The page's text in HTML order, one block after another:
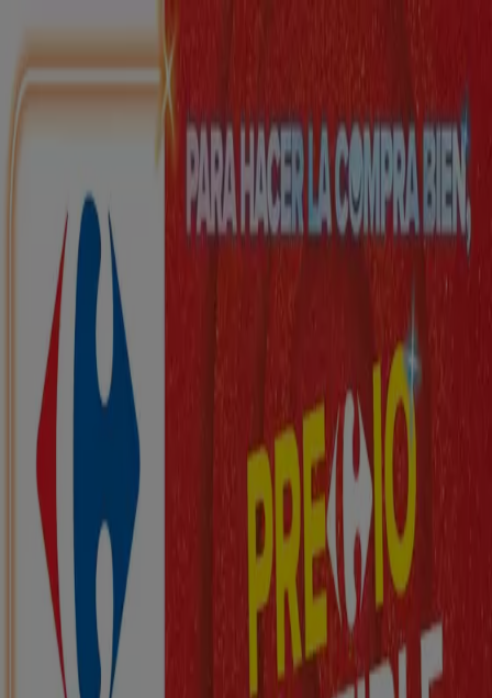
Estás aquí:
Santo Domingo de la Calzada - 28001
Destacados Hiper-SupermercadosHogar y MueblesJardín
y Bricolaje
Ropa, Zapatos y Complementos
Informática y
Electrónica Juguetes y Bebés
Recambios Perfumerías y
Belleza Viajes Restauración
Ópticas Ocio Libros y Papelerías Bancos y SegurosBodas
Publicidad
Top catálogos en Santo Domingo de
la Calzada
Nuevo
ZEEMAN